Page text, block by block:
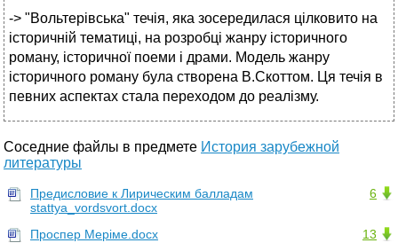
-> "Вольтерівська" течія, яка зосередилася цілковито на
історичній тематиці, на розробці жанру історичного
роману, історичної поеми і драми. Модель жанру
історичного роману була створена В.Скоттом. Ця течія в
певних аспектах стала переходом до реалізму.
Соседние файлы в предмете История зарубежной
литературы
6
Предисловие к Лирическим балладам
stattya_vordsvort.docx
13
Проспер Меріме.docx